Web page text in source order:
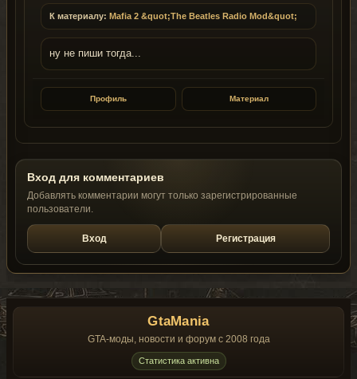
К материалу: Mafia 2 &quot;The Beatles Radio Mod&quot;
ну не пиши тогда...
Профиль Материал
Вход для комментариев
Добавлять комментарии могут только зарегистрированные
пользователи.
Вход Регистрация
GtaMania
GTA-моды, новости и форум с 2008 года
Статистика активна